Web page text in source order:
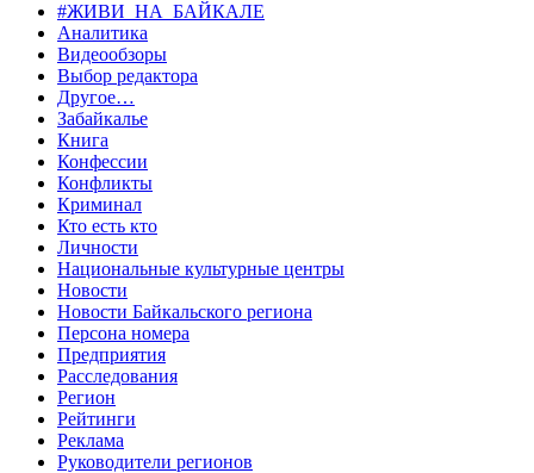
#ЖИВИ_НА_БАЙКАЛЕ
Аналитика
Видеообзоры
Выбор редактора
Другое…
Забайкалье
Книга
Конфессии
Конфликты
Криминал
Кто есть кто
Личности
Национальные культурные центры
Новости
Новости Байкальского региона
Персона номера
Предприятия
Расследования
Регион
Рейтинги
Реклама
Руководители регионов